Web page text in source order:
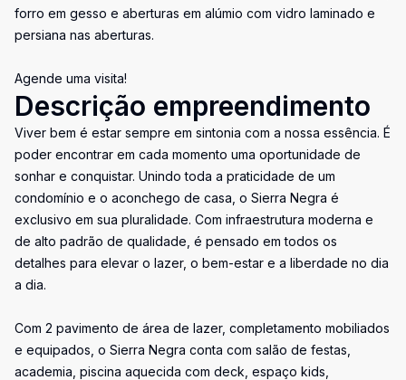
forro em gesso e aberturas em alúmio com vidro laminado e
persiana nas aberturas.
Agende uma visita!
Descrição empreendimento
Viver bem é estar sempre em sintonia com a nossa essência. É
poder encontrar em cada momento uma oportunidade de
sonhar e conquistar. Unindo toda a praticidade de um
condomínio e o aconchego de casa, o Sierra Negra é
exclusivo em sua pluralidade. Com infraestrutura moderna e
de alto padrão de qualidade, é pensado em todos os
detalhes para elevar o lazer, o bem-estar e a liberdade no dia
a dia.
Com 2 pavimento de área de lazer, completamento mobiliados
e equipados, o Sierra Negra conta com salão de festas,
academia, piscina aquecida com deck, espaço kids,